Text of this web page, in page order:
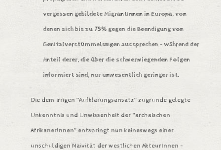
vergessen gebildete MigrantInnen in Europa, von
denen sich bis zu 75% gegen die Beendigung von
Genitalverstümmelungen aussprechen – während der
Anteil derer, die über die schwerwiegenden Folgen
informiert sind, nur unwesentlich geringer ist.
Die dem irrigen ”Aufklärungsansatz” zugrunde gelegte
Unkenntnis und Unwissenheit der “archaischen
AfrikanerInnen” entspringt nun keineswegs einer
unschuldigen Naivität der westlichen AkteurInnen –